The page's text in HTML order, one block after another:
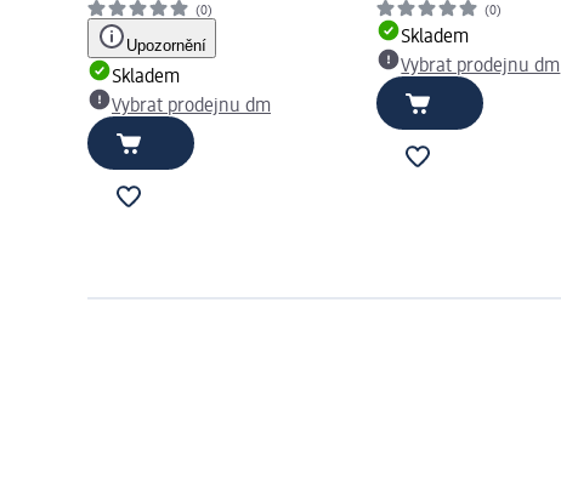
(0)
Upozornění
Skladem
Vybrat prodejnu dm
(0)
Skladem
Vybrat prodejnu dm